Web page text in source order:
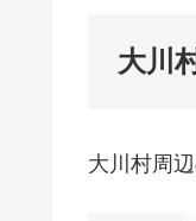
大川
大川村周